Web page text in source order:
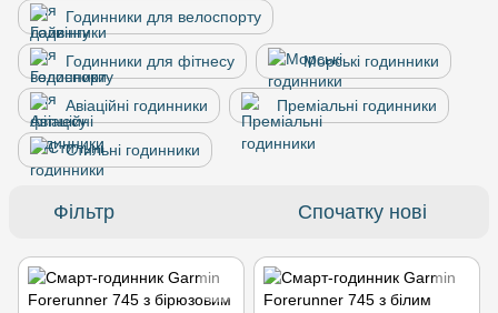
Годинники для велоспорту
Годинники для фітнесу Морські годинники
Авіаційні годинники Преміальні годинники
Стильні годинники
Фільтр Спочатку нові